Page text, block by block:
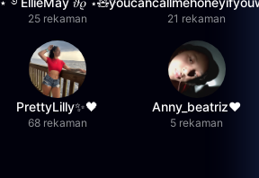
25 rekaman 21 rekaman
PrettyLilly✨🖤
68 rekaman
Anny_beatriz❤️
5 rekaman